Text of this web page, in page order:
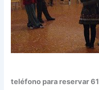
teléfono para reservar